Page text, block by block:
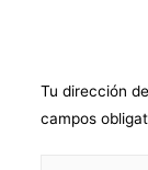
Tu dirección
campos